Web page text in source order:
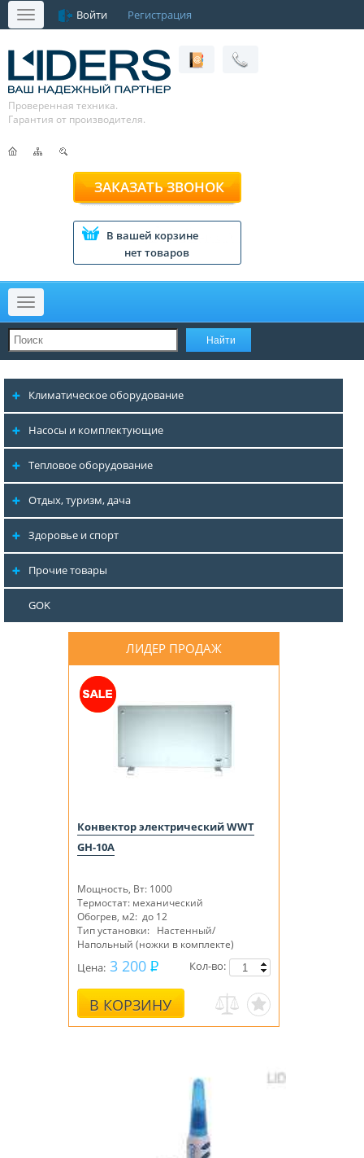
Меню Войти Регистрация
Проверенная техника.
Гарантия от производителя.
ЗАКАЗАТЬ ЗВОНОК
В вашей корзине
нет товаров
Меню
Климатическое оборудование
Насосы и комплектующие
Тепловое оборудование
Отдых, туризм, дача
Здоровье и спорт
Прочие товары
GOK
ЛИДЕР ПРОДАЖ
Конвектор электрический WWT
GH-10A
Мощность, Вт: 1000
Термостат: механический
Обогрев, м2: до 12
Тип установки: Настенный/
Напольный (ножки в комплекте)
Брызгозащищенное исполнениеIP 24
Цена: 3 200
В КОРЗИНУ
Кол-во: